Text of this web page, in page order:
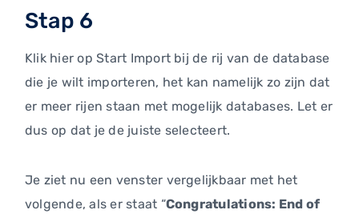
Stap 6
Klik hier op Start Import bij de rij van de database
die je wilt importeren, het kan namelijk zo zijn dat
er meer rijen staan met mogelijk databases. Let er
dus op dat je de juiste selecteert.
Je ziet nu een venster vergelijkbaar met het
volgende, als er staat “Congratulations: End of